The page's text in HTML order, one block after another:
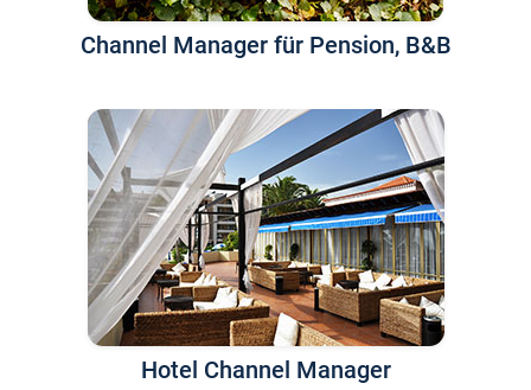
Channel Manager für Pension, B&B
Hotel Channel Manager